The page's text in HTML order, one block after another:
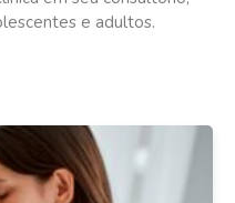
e adultos.